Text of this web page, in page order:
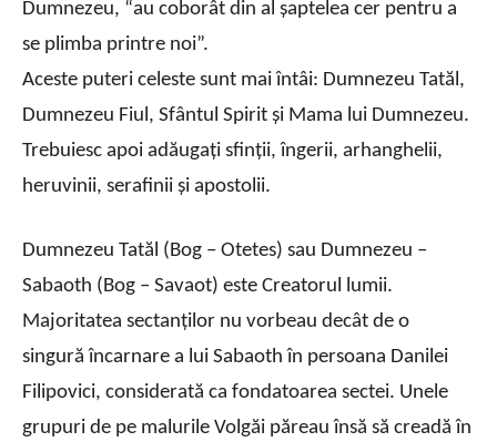
Dumnezeu, “au coborât din al şaptelea cer pentru a
se plimba printre noi”.
Aceste puteri celeste sunt mai întâi: Dumnezeu Tatăl,
Dumnezeu Fiul, Sfântul Spirit şi Mama lui Dumnezeu.
Trebuiesc apoi adăugaţi sfinţii, îngerii, arhanghelii,
heruvinii, serafinii şi apostolii.
Dumnezeu Tatăl (Bog – Otetes) sau Dumnezeu –
Sabaoth (Bog – Savaot) este Creatorul lumii.
Majoritatea sectanţilor nu vorbeau decât de o
singură încarnare a lui Sabaoth în persoana Danilei
Filipovici, considerată ca fondatoarea sectei. Unele
grupuri de pe malurile Volgăi păreau însă să creadă în